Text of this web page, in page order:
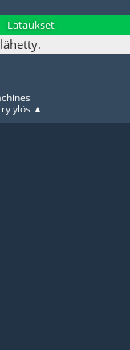
Lataukset
ylös ▲